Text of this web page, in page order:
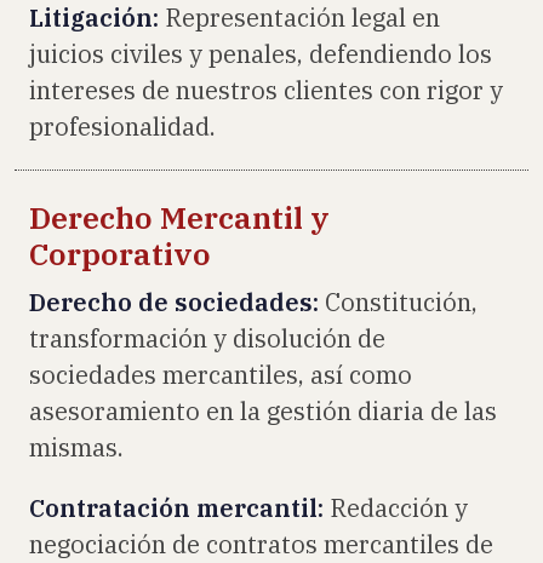
Litigación: Representación legal en
juicios civiles y penales, defendiendo los
intereses de nuestros clientes con rigor y
profesionalidad.
Derecho Mercantil y
Corporativo
Derecho de sociedades: Constitución,
transformación y disolución de
sociedades mercantiles, así como
asesoramiento en la gestión diaria de las
mismas.
Contratación mercantil: Redacción y
negociación de contratos mercantiles de